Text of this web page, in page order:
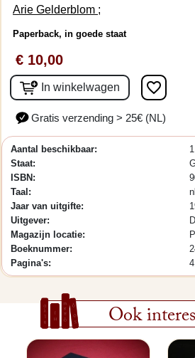
Arie Gelderblom ;
Paperback, in goede staat
€ 10,00
In winkelwagen favorite_border
Gratis verzending > 25€ (NL)
Aantal beschikbaar:
1
Staat:
ISBN:
Taal:
nl
Jaar van uitgifte:
Uitgever:
Magazijn locatie:
Boeknummer:
Pagina's:
Ook